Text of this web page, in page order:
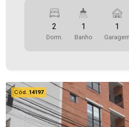
uma das maiores carteiras
administrados da cidade,
tanto na locação quanto na venda. Aproveite
nos o direito de corrigir
digitação e/ou ortografia, bem
dos preços e imagens. Fotos
ilustrativas.
2
Dorm.
1
Banho
1
Garagem
Cód. 14197